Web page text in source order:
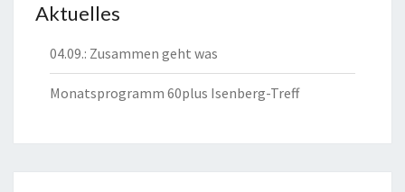
Aktuelles
04.09.: Zusammen geht was
Monatsprogramm 60plus Isenberg-Treff